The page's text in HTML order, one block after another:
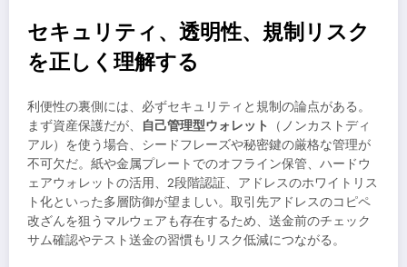
セキュリティ、透明性、規制リスク
を正しく理解する
利便性の裏側には、必ずセキュリティと規制の論点がある。
まず資産保護だが、
自己管理型ウォレット
（ノンカストディ
アル）を使う場合、シードフレーズや秘密鍵の厳格な管理が
不可欠だ。紙や金属プレートでのオフライン保管、ハードウ
ェアウォレットの活用、2段階認証、アドレスのホワイトリス
ト化といった多層防御が望ましい。取引先アドレスのコピペ
改ざんを狙うマルウェアも存在するため、送金前のチェック
サム確認やテスト送金の習慣もリスク低減につながる。